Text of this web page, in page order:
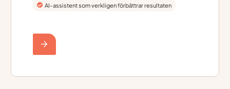
AI-assistent som verkligen förbättrar resultaten